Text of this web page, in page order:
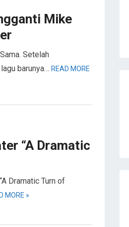
Mike
Setelah
barunya… READ MORE
“A Dramatic
Dramatic Turn of
MORE »